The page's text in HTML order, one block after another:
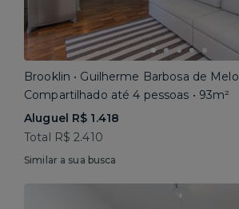
Brooklin • Guilherme Barbosa de Melo
Compartilhado até 4 pessoas • 93m²
Aluguel R$ 1.418
Total R$ 2.410
Similar a sua busca